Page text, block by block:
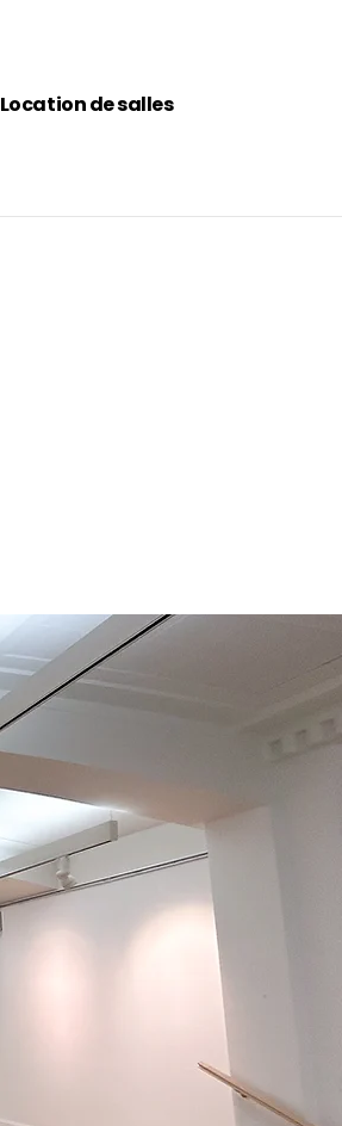
Location de salles